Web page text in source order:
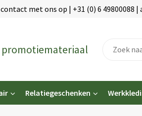
met ons op | +31 (0) 6 49800088
promotiemateriaal
Relatiegeschenken